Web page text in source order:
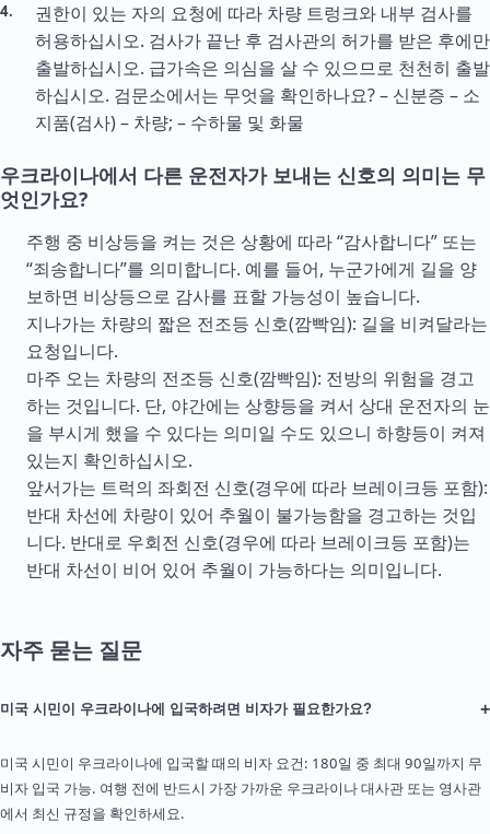
권한이 있는 자의 요청에 따라 차량 트렁크와 내부 검사를
허용하십시오. 검사가 끝난 후 검사관의 허가를 받은 후에만
출발하십시오. 급가속은 의심을 살 수 있으므로 천천히 출발
하십시오. 검문소에서는 무엇을 확인하나요? – 신분증 – 소
지품(검사) – 차량; – 수하물 및 화물
우크라이나에서 다른 운전자가 보내는 신호의 의미는 무
엇인가요?
주행 중 비상등을 켜는 것은 상황에 따라 “감사합니다” 또는
“죄송합니다”를 의미합니다. 예를 들어, 누군가에게 길을 양
보하면 비상등으로 감사를 표할 가능성이 높습니다.
지나가는 차량의 짧은 전조등 신호(깜빡임): 길을 비켜달라는
요청입니다.
마주 오는 차량의 전조등 신호(깜빡임): 전방의 위험을 경고
하는 것입니다. 단, 야간에는 상향등을 켜서 상대 운전자의 눈
을 부시게 했을 수 있다는 의미일 수도 있으니 하향등이 켜져
있는지 확인하십시오.
앞서가는 트럭의 좌회전 신호(경우에 따라 브레이크등 포함):
반대 차선에 차량이 있어 추월이 불가능함을 경고하는 것입
니다. 반대로 우회전 신호(경우에 따라 브레이크등 포함)는
반대 차선이 비어 있어 추월이 가능하다는 의미입니다.
자주 묻는 질문
미국 시민이 우크라이나에 입국하려면 비자가 필요한가요? +
미국 시민이 우크라이나에 입국할 때의 비자 요건: 180일 중 최대 90일까지 무
비자 입국 가능. 여행 전에 반드시 가장 가까운 우크라이나 대사관 또는 영사관
에서 최신 규정을 확인하세요.